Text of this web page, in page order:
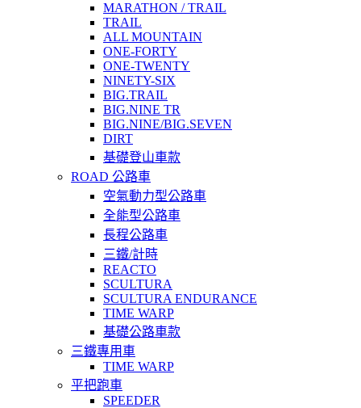
MARATHON / TRAIL
TRAIL
ALL MOUNTAIN
ONE-FORTY
ONE-TWENTY
NINETY-SIX
BIG.TRAIL
BIG.NINE TR
BIG.NINE/BIG.SEVEN
DIRT
基礎登山車款
ROAD 公路車
空氣動力型公路車
全能型公路車
長程公路車
三鐵/計時
REACTO
SCULTURA
SCULTURA ENDURANCE
TIME WARP
基礎公路車款
三鐵專用車
TIME WARP
平把跑車
SPEEDER